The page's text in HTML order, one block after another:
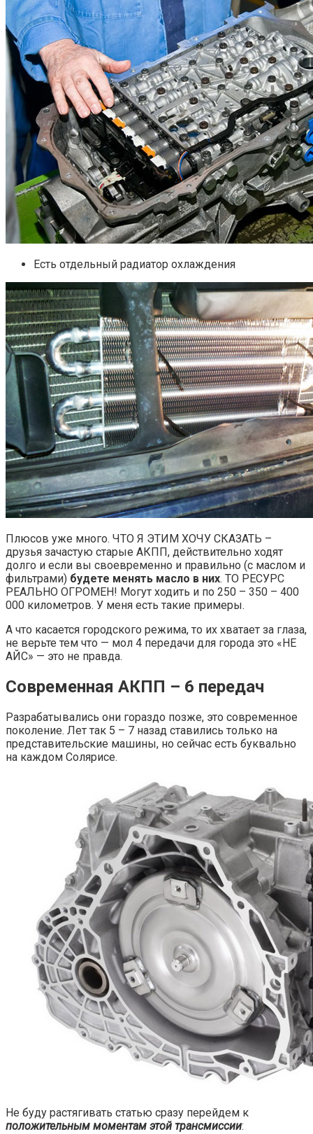
Есть отдельный радиатор охлаждения
Плюсов уже много. ЧТО Я ЭТИМ ХОЧУ СКАЗАТЬ –
друзья зачастую старые АКПП, действительно ходят
долго и если вы своевременно и правильно (с маслом и
фильтрами) будете менять масло в них. ТО РЕСУРС
РЕАЛЬНО ОГРОМЕН! Могут ходить и по 250 – 350 – 400
000 километров. У меня есть такие примеры.
А что касается городского режима, то их хватает за глаза,
не верьте тем что — мол 4 передачи для города это «НЕ
АЙС» — это не правда.
Современная АКПП – 6 передач
Разрабатывались они гораздо позже, это современное
поколение. Лет так 5 – 7 назад ставились только на
представительские машины, но сейчас есть буквально
на каждом Солярисе.
Не буду растягивать статью сразу перейдем к
положительным моментам этой трансмиссии: